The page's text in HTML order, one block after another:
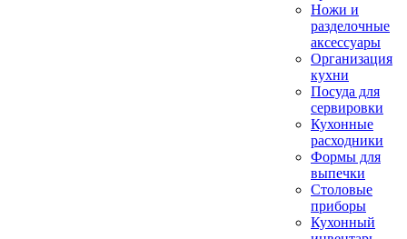
Ножи и
разделочные
аксессуары
Организация
кухни
Посуда для
сервировки
Кухонные
расходники
Формы для
выпечки
Столовые
приборы
Кухонный